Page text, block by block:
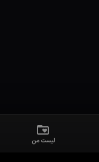
لیست من